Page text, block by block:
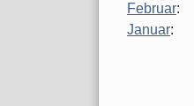
Februar:
Januar: